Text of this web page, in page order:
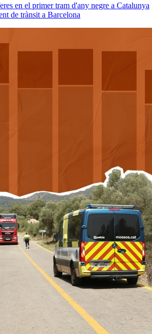
en el primer tram d'any negre a Catalunya
de trànsit a Barcelona